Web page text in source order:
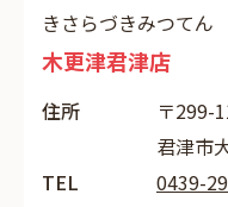
きさらづきみつてん
木更津君津店
住所
〒299-
君津市
TEL
0439-